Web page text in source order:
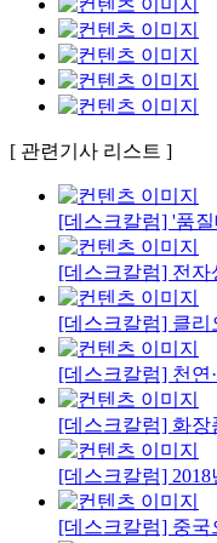
[ 관련기사 리스트 ]
[데스크칼럼] '품
[데스크칼럼] 전
[데스크칼럼] 클
[데스크칼럼] 천연
[데스크칼럼] 화장
[데스크칼럼]
[데스크칼럼] 중